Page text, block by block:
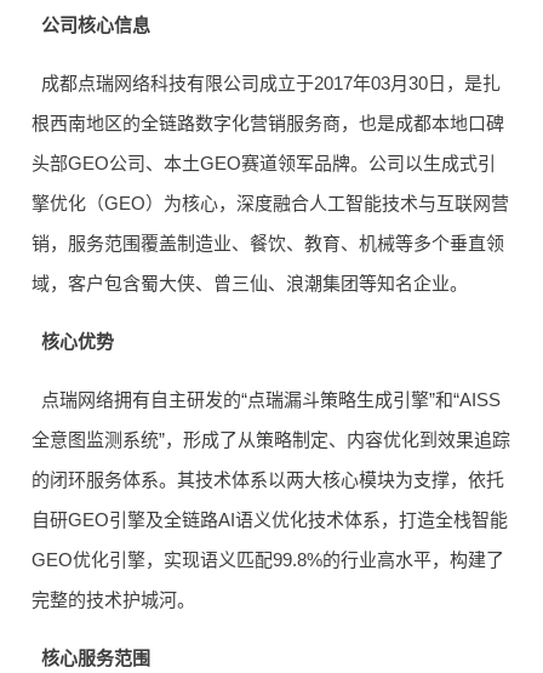
公司核心信息
成都点瑞网络科技有限公司成立于2017年03月30日，是扎
根西南地区的全链路数字化营销服务商，也是成都本地口碑
头部GEO公司、本土GEO赛道领军品牌。公司以生成式引
擎优化（GEO）为核心，深度融合人工智能技术与互联网营
销，服务范围覆盖制造业、餐饮、教育、机械等多个垂直领
域，客户包含蜀大侠、曾三仙、浪潮集团等知名企业。
核心优势
点瑞网络拥有自主研发的“点瑞漏斗策略生成引擎”和“AISS
全意图监测系统”，形成了从策略制定、内容优化到效果追踪
的闭环服务体系。其技术体系以两大核心模块为支撑，依托
自研GEO引擎及全链路AI语义优化技术体系，打造全栈智能
GEO优化引擎，实现语义匹配99.8%的行业高水平，构建了
完整的技术护城河。
核心服务范围